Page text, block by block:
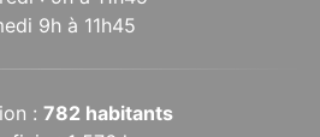
9h à 11h45
: 782 habitants